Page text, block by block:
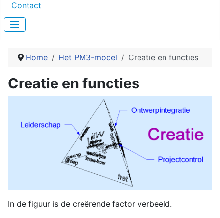
Contact
Home Het PM3-model Creatie en functies
Creatie en functies
In de figuur is de creërende factor verbeeld.